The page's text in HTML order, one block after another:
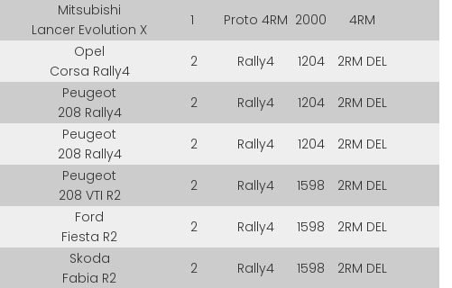
Mitsubishi
Lancer Evolution X
1 Proto 4RM 2000 4RM
Opel
Corsa Rally4
2 Rally4 1204 2RM DEL
Peugeot
208 Rally4
2 Rally4 1204 2RM DEL
Peugeot
208 Rally4
2 Rally4 1204 2RM DEL
Peugeot
208 VTI R2
2 Rally4 1598 2RM DEL
Ford
Fiesta R2
2 Rally4 1598 2RM DEL
Skoda
Fabia R2
2 Rally4 1598 2RM DEL